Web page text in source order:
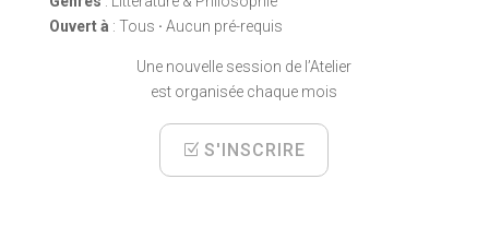
Ouvert à : Tous · Aucun pré-requis
Une nouvelle session de l’Atelier
est organisée chaque mois
S'INSCRIRE